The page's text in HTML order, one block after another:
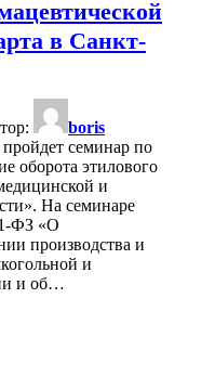
в Санкт-
boris
семинар по
оборота этилового
и
На семинаре
ФЗ «О
производства и
и
и об…